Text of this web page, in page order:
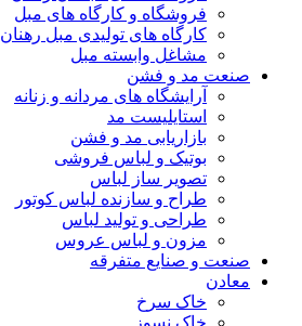
فروشگاه و کارگاه های مبل
کارگاه های تولیدی مبل رهنان
مشاغل وابسته مبل
صنعت مد و فشن
آرایشگاه های مردانه و زنانه
استایلیست مد
بازاریابی مد و فشن
بوتیک و لباس فروشی
تصویر ساز لباس
طراح و سازنده لباس کوتور
طراحی و تولید لباس
مزون و لباس عروس
صنعت و صنایع متفرقه
معادن
خاک سرخ